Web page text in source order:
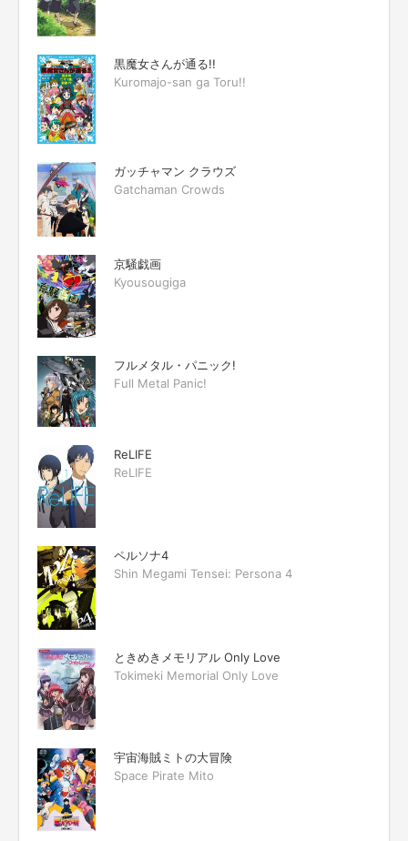
黒魔女さんが通る!!
Kuromajo-san ga Toru!!
ガッチャマン クラウズ
Gatchaman Crowds
京騒戯画
Kyousougiga
フルメタル・パニック!
Full Metal Panic!
ReLIFE
ReLIFE
ペルソナ4
Shin Megami Tensei: Persona 4
ときめきメモリアル Only Love
Tokimeki Memorial Only Love
宇宙海賊ミトの大冒険
Space Pirate Mito